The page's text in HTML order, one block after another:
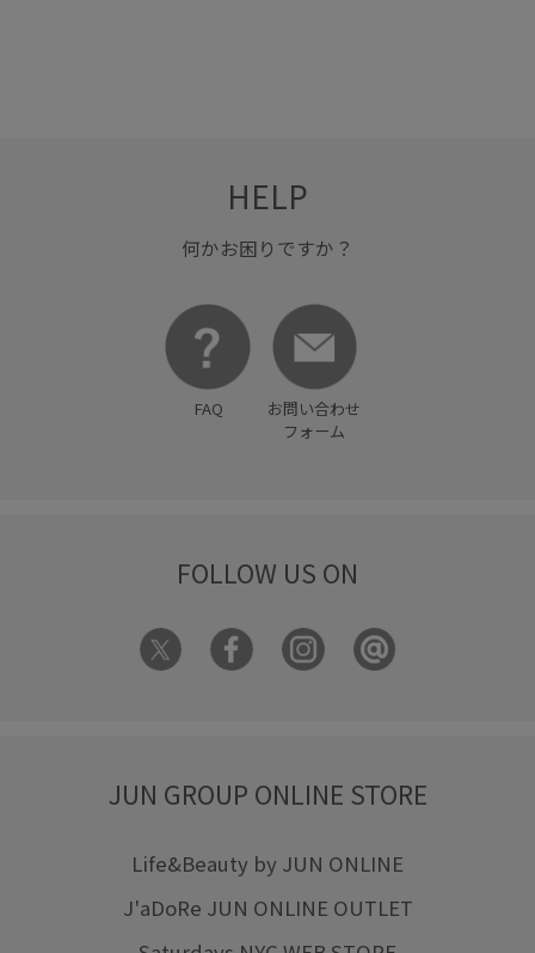
HELP
何かお困りですか？
FAQ
お問い合わせ
フォーム
FOLLOW US ON
JUN GROUP ONLINE STORE
Life&Beauty by JUN ONLINE
J'aDoRe JUN ONLINE OUTLET